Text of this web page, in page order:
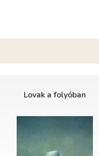
Lovak a folyóban